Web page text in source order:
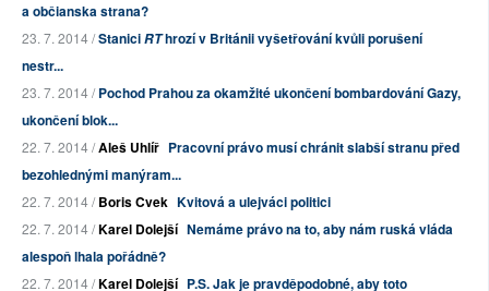
a občianska strana?
23. 7. 2014 /StaniciRThrozí v Británii vyšetřování kvůli porušení
nestr...
23. 7. 2014 /Pochod Prahou za okamžité ukončení bombardování Gazy,
ukončení blok...
22. 7. 2014 /Aleš Uhlíř Pracovní právo musí chránit slabší stranu před
bezohlednými manýram...
22. 7. 2014 /Boris Cvek Kvitová a ulejváci politici
22. 7. 2014 /Karel Dolejší Nemáme právo na to, aby nám ruská vláda
alespoň lhala pořádně?
22. 7. 2014 /Karel Dolejší P.S. Jak je pravděpodobné, aby toto